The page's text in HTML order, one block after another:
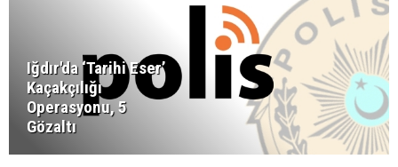
Iğdır'da ‘Tarihi Eser’
Kaçakçılığı
Operasyonu, 5
Gözaltı